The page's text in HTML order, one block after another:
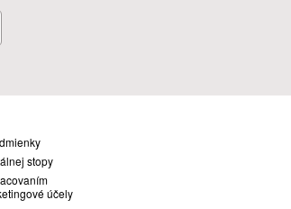
stopy
účely